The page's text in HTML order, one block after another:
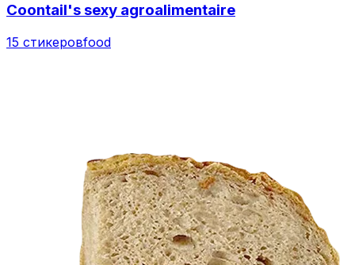
Coontail's sexy agroalimentaire
15 стикеровfood